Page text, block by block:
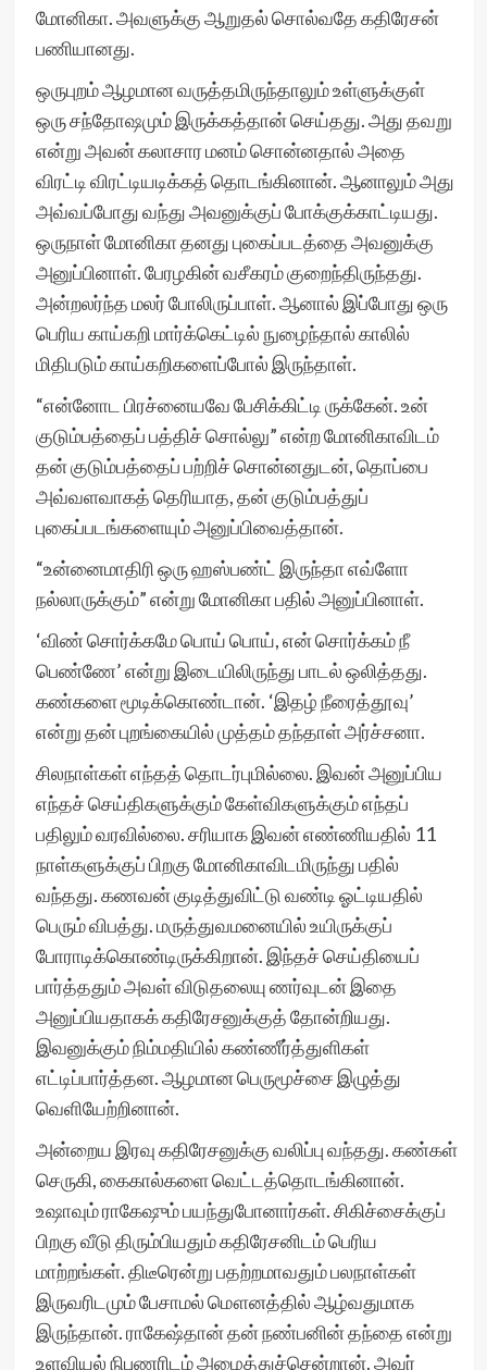
மோனிகா. அவளுக்கு ஆறுதல் சொல்வதே கதிரேசன்
பணியானது.
ஒருபுறம் ஆழமான வருத்தமிருந்தாலும் உள்ளுக்குள்
ஒரு சந்தோஷமும் இருக்கத்தான் செய்தது. அது தவறு
என்று அவன் கலாசார மனம் சொன்னதால் அதை
விரட்டி விரட்டியடிக்கத் தொடங்கினான். ஆனாலும் அது
அவ்வப்போது வந்து அவனுக்குப் போக்குக்காட்டியது.
ஒருநாள் மோனிகா தனது புகைப்படத்தை அவனுக்கு
அனுப்பினாள். பேரழகின் வசீகரம் குறைந்திருந்தது.
அன்றலர்ந்த மலர் போலிருப்பாள். ஆனால் இப்போது ஒரு
பெரிய காய்கறி மார்க்கெட்டில் நுழைந்தால் காலில்
மிதிபடும் காய்கறிகளைப்போல் இருந்தாள்.
“என்னோட பிரச்னையவே பேசிக்கிட்டி ருக்கேன். உன்
குடும்பத்தைப் பத்திச் சொல்லு” என்ற மோனிகாவிடம்
தன் குடும்பத்தைப் பற்றிச் சொன்னதுடன், தொப்பை
அவ்வளவாகத் தெரியாத, தன் குடும்பத்துப்
புகைப்படங்களையும் அனுப்பிவைத்தான்.
“உன்னைமாதிரி ஒரு ஹஸ்பண்ட் இருந்தா எவ்ளோ
நல்லாருக்கும்” என்று மோனிகா பதில் அனுப்பினாள்.
‘விண் சொர்க்கமே பொய் பொய், என் சொர்க்கம் நீ
பெண்ணே’ என்று இடையிலிருந்து பாடல் ஒலித்தது.
கண்களை மூடிக்கொண்டான். ‘இதழ் நீரைத்தூவு’
என்று தன் புறங்கையில் முத்தம் தந்தாள் அர்ச்சனா.
சிலநாள்கள் எந்தத் தொடர்புமில்லை. இவன் அனுப்பிய
எந்தச் செய்திகளுக்கும் கேள்விகளுக்கும் எந்தப்
பதிலும் வரவில்லை. சரியாக இவன் எண்ணியதில் 11
நாள்களுக்குப் பிறகு மோனிகாவிடமிருந்து பதில்
வந்தது. கணவன் குடித்துவிட்டு வண்டி ஓட்டியதில்
பெரும் விபத்து. மருத்துவமனையில் உயிருக்குப்
போராடிக்கொண்டிருக்கிறான். இந்தச் செய்தியைப்
பார்த்ததும் அவள் விடுதலையு ணர்வுடன் இதை
அனுப்பியதாகக் கதிரேசனுக்குத் தோன்றியது.
இவனுக்கும் நிம்மதியில் கண்ணீர்த்துளிகள்
எட்டிப்பார்த்தன. ஆழமான பெருமூச்சை இழுத்து
வெளியேற்றினான்.
அன்றைய இரவு கதிரேசனுக்கு வலிப்பு வந்தது. கண்கள்
செருகி, கைகால்களை வெட்டத்தொடங்கினான்.
உஷாவும் ராகேஷும் பயந்துபோனார்கள். சிகிச்சைக்குப்
பிறகு வீடு திரும்பியதும் கதிரேசனிடம் பெரிய
மாற்றங்கள். திடீரென்று பதற்றமாவதும் பலநாள்கள்
இருவரிடமும் பேசாமல் மௌனத்தில் ஆழ்வதுமாக
இருந்தான். ராகேஷ்தான் தன் நண்பனின் தந்தை என்று
உளவியல் நிபுணரிடம் அழைத்துச்சென்றான். அவர்